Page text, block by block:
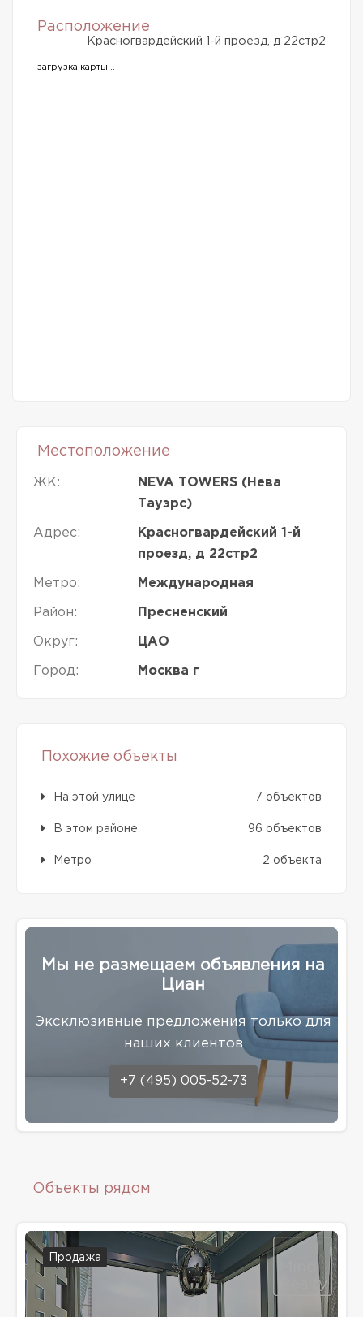
Расположение
Красногвардейский 1-й проезд, д 22стр2
загрузка карты...
Местоположение
ЖК:
NEVA TOWERS (Нева
Тауэрс)
Адрес:
Красногвардейский 1-й
проезд, д 22стр2
Метро: Международная
Район: Пресненский
Округ: ЦАО
Город: Москва г
Похожие объекты
На этой улице 7 объектов
В этом районе 96 объектов
Метро 2 объекта
Мы не размещаем объявления на
Циан
Эксклюзивные предложения только для
наших клиентов
+7 (495) 005-52-73
Объекты рядом
Продажа